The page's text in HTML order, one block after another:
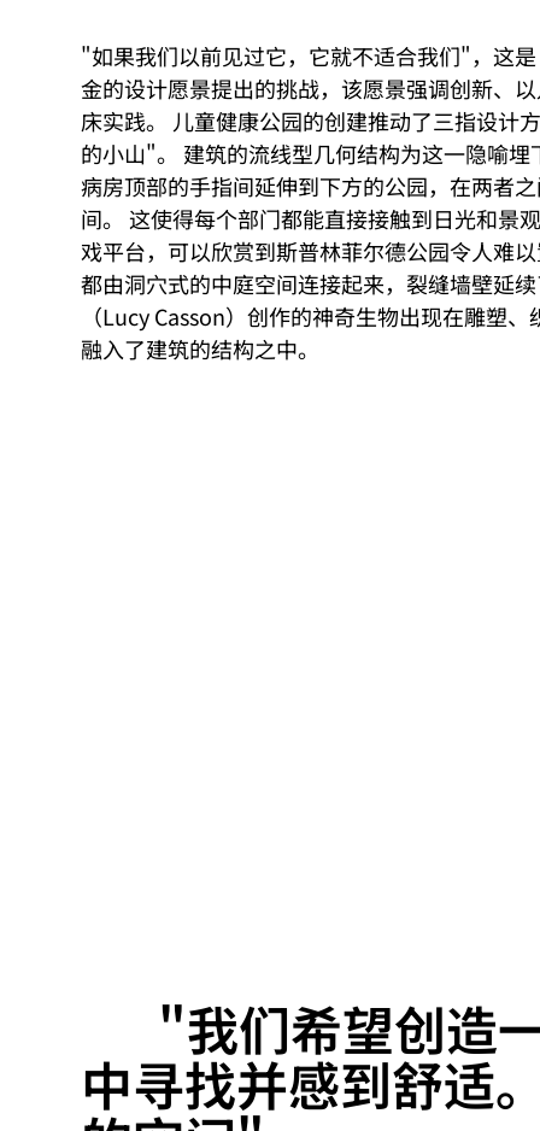
"如果我们以前见过它，它就不适合我们"，这
金的设计愿景提出的挑战，该愿景强调创新、
床实践。 儿童健康公园的创建推动了三指设计
的小山"。 建筑的流线型几何结构为这一隐喻
病房顶部的手指间延伸到下方的公园，在两者
间。 这使得每个部门都能直接接触到日光和景
戏平台，可以欣赏到斯普林菲尔德公园令人难
都由洞穴式的中庭空间连接起来，裂缝墙壁延
（Lucy Casson）创作的神奇生物出现在雕塑
融入了建筑的结构之中。
"我们希望创造
中寻找并感到舒适